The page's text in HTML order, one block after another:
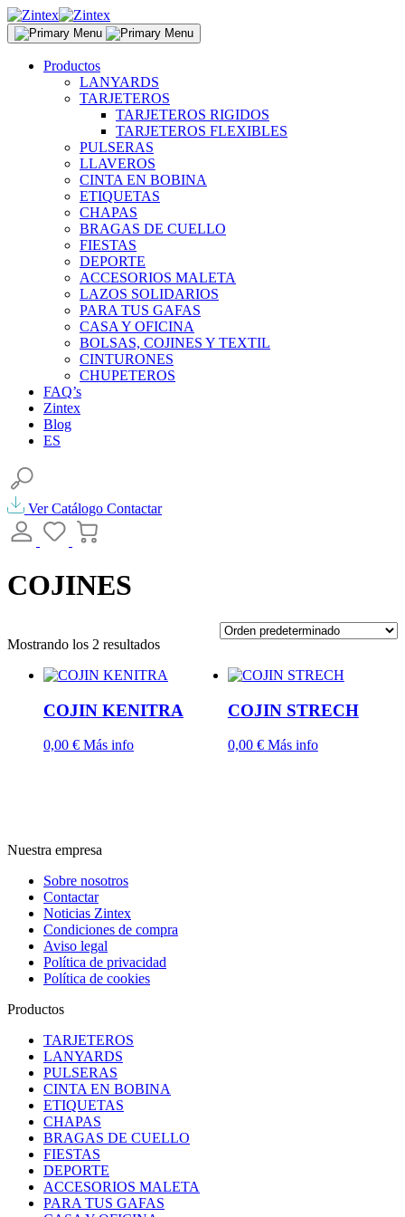
Skip
to
content
Productos
LANYARDS
TARJETEROS
TARJETEROS RIGIDOS
TARJETEROS FLEXIBLES
PULSERAS
LLAVEROS
CINTA EN BOBINA
ETIQUETAS
CHAPAS
BRAGAS DE CUELLO
FIESTAS
DEPORTE
ACCESORIOS MALETA
LAZOS SOLIDARIOS
PARA TUS GAFAS
CASA Y OFICINA
BOLSAS, COJINES Y TEXTIL
CINTURONES
CHUPETEROS
FAQ’s
Zintex
Blog
ES
Abrir
el
buscador
Ver Catálogo Contactar
COJINES
Mostrando los 2 resultados
COJIN KENITRA
0,00 € Más infoEste
página
de
producto
COJIN STRECH
0,00 € Más infoEste
Nuestra empresa
Sobre nosotros
Contactar
Noticias Zintex
Condiciones de compra
Aviso legal
Política de privacidad
Política de cookies
Productos
TARJETEROS
LANYARDS
PULSERAS
CINTA EN BOBINA
ETIQUETAS
CHAPAS
BRAGAS DE CUELLO
FIESTAS
DEPORTE
ACCESORIOS MALETA
PARA TUS GAFAS